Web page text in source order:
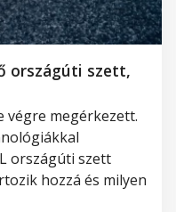
országúti szett,
végre megérkezett.
országúti szett
hozzá és milyen